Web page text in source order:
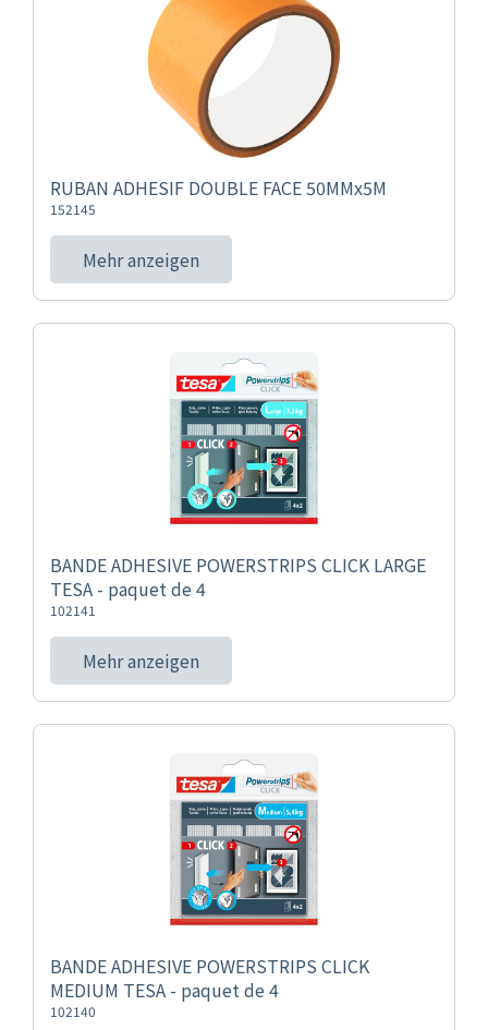
RUBAN ADHESIF DOUBLE FACE 50MMx5M
152145
Mehr anzeigen
BANDE ADHESIVE POWERSTRIPS CLICK LARGE
TESA - paquet de 4
102141
Mehr anzeigen
BANDE ADHESIVE POWERSTRIPS CLICK
MEDIUM TESA - paquet de 4
102140